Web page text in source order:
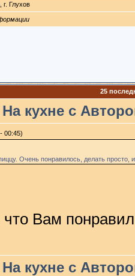
г. Глухов
25
На кухне с
00:45)
Очень понравилось, делать
Вам
На кухне с